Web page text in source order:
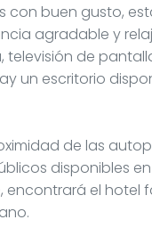
con buen gusto,
agradable y
televisión de
un escritorio
de las
disponibles
encontrará el